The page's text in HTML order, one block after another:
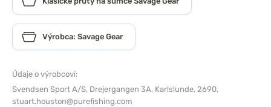
Výrobca: Savage Gear
Údaje o výrobcovi:
Svendsen Sport A/S, Drejergangen 3A, Karlslunde, 2690,
stuart.houston@purefishing.com